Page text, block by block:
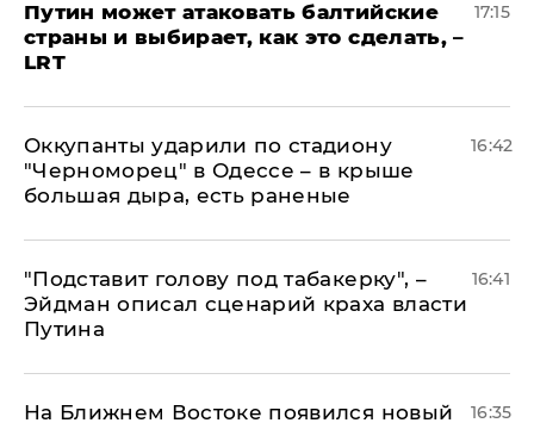
Путин может атаковать балтийские
страны и выбирает, как это сделать, –
LRT
17:15
Оккупанты ударили по стадиону
"Черноморец" в Одессе – в крыше
большая дыра, есть раненые
16:42
​"Подставит голову под табакерку", –
Эйдман описал сценарий краха власти
Путина
16:41
На Ближнем Востоке появился новый
16:35